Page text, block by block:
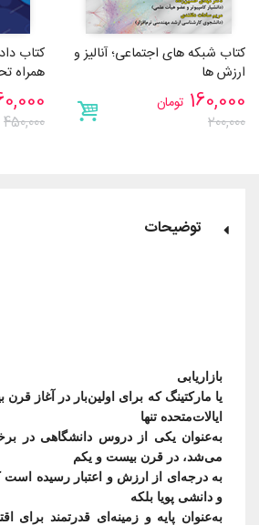
کتاب شبکه های اجتماعی؛ آنالیز و
ارزش ها
160,000 تومان
200,000
کتاب
همراه
450,000
توضیحات
یا مارکتینگ که برای اولین‌بار در آغاز قرن
به‌عنوان یکی از دروس دانشگاهی در
به درجه‌ای از ارزش و اعتبار رسیده است
به‌عنوان پایه و زمینه‌ای قدرتمند برای